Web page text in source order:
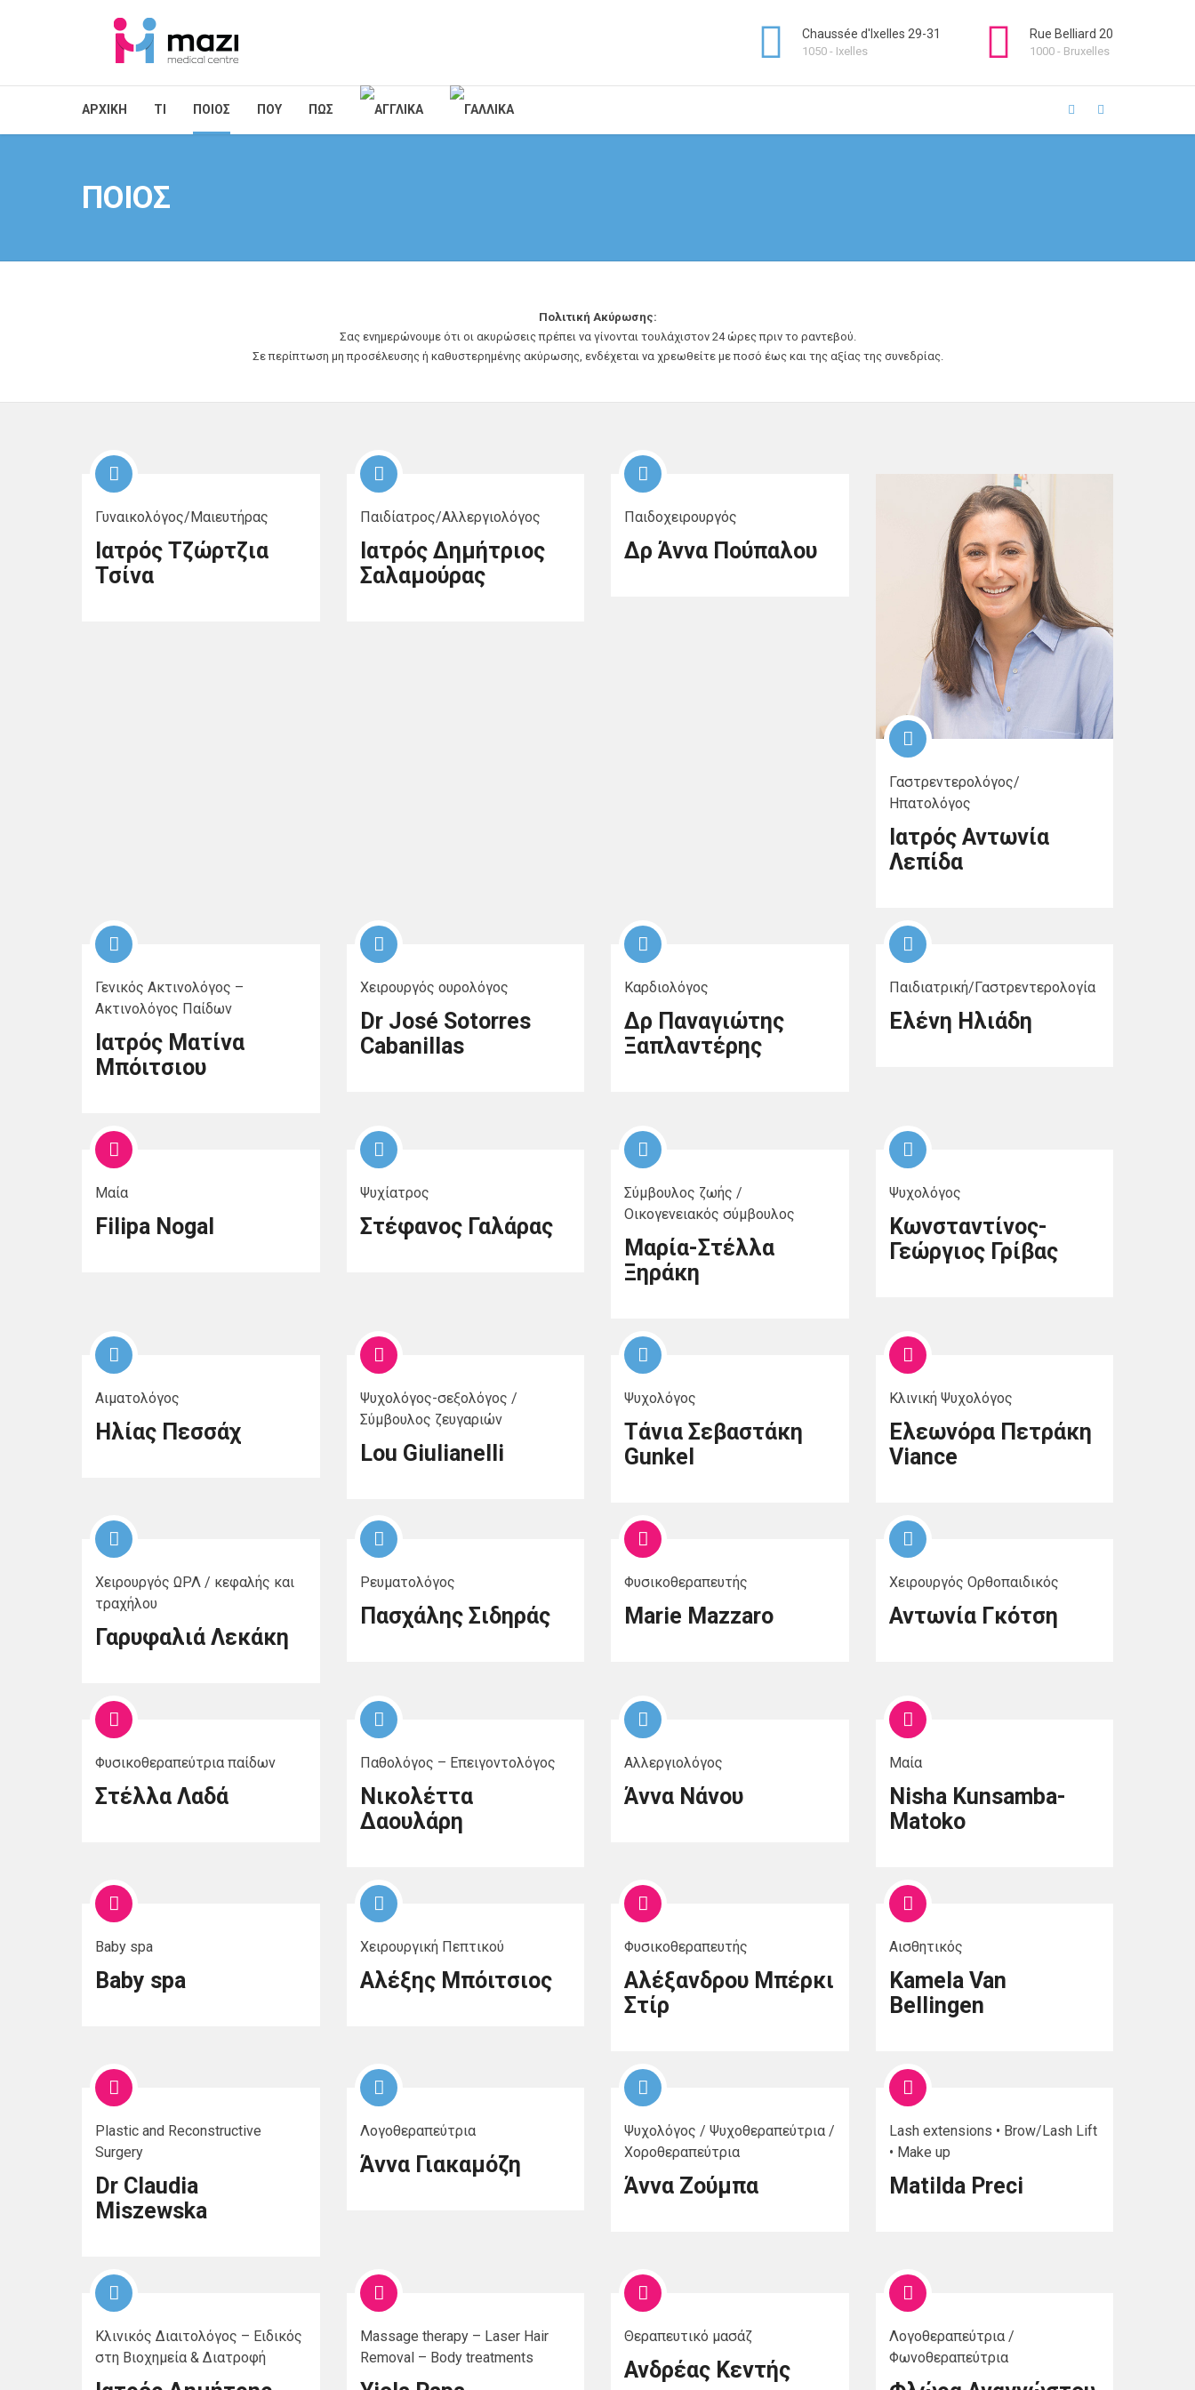
Chaussée d'Ixelles 29-31
1050 - Ixelles
Rue Belliard 20
1000 - Bruxelles
ΑΡΧΙΚΗ ΤΙ ΠΟΙΟΣ ΠΟΥ ΠΩΣ
ΠΟΙΟΣ
Πολιτική Ακύρωσης:
Σας ενημερώνουμε ότι οι ακυρώσεις πρέπει να γίνονται τουλάχιστον 24 ώρες πριν το ραντεβού.
Σε περίπτωση μη προσέλευσης ή καθυστερημένης ακύρωσης, ενδέχεται να χρεωθείτε με ποσό έως και της αξίας της συνεδρίας.
Γυναικολόγος/Μαιευτήρας
Ιατρός Τζώρτζια
Τσίνα
Παιδίατρος/Αλλεργιολόγος
Ιατρός Δημήτριος
Σαλαμούρας
Παιδοχειρουργός
Δρ Άννα Πούπαλου
Γαστρεντερολόγος/
Ηπατολόγος
Ιατρός Αντωνία
Λεπίδα
Γενικός Ακτινολόγος –
Ακτινολόγος Παίδων
Ιατρός Ματίνα
Μπόιτσιου
Χειρουργός ουρολόγος
Dr José Sotorres
Cabanillas
Καρδιολόγος
Δρ Παναγιώτης
Ξαπλαντέρης
Παιδιατρική/Γαστρεντερολογία
Ελένη Ηλιάδη
Μαία
Filipa Nogal
Ψυχίατρος
Στέφανος Γαλάρας
Σύμβουλος ζωής /
Οικογενειακός σύμβουλος
Μαρία-Στέλλα
Ξηράκη
Ψυχολόγος
Κωνσταντίνος-
Γεώργιος Γρίβας
Αιματολόγος
Ηλίας Πεσσάχ
Ψυχολόγος-σεξολόγος /
Σύμβουλος ζευγαριών
Lou Giulianelli
Ψυχολόγος
Τάνια Σεβαστάκη
Gunkel
Κλινική Ψυχολόγος
Ελεωνόρα Πετράκη
Viance
Χειρουργός ΩΡΛ / κεφαλής και
τραχήλου
Γαρυφαλιά Λεκάκη
Ρευματολόγος
Πασχάλης Σιδηράς
Φυσικοθεραπευτής
Marie Mazzaro
Χειρουργός Ορθοπαιδικός
Αντωνία Γκότση
Φυσικοθεραπεύτρια παίδων
Στέλλα Λαδά
Παθολόγος – Επειγοντολόγος
Νικολέττα
Δαουλάρη
Αλλεργιολόγος
Άννα Νάνου
Μαία
Nisha Kunsamba-
Matoko
Baby spa
Baby spa
Χειρουργική Πεπτικού
Αλέξης Μπόιτσιος
Φυσικοθεραπευτής
Αλέξανδρου Μπέρκι
Στίρ
Αισθητικός
Kamela Van
Bellingen
Plastic and Reconstructive
Surgery
Dr Claudia
Miszewska
Λογοθεραπεύτρια
Άννα Γιακαμόζη
Ψυχολόγος / Ψυχοθεραπεύτρια /
Χοροθεραπεύτρια
Άννα Ζούμπα
Lash extensions • Brow/Lash Lift
• Make up
Matilda Preci
Κλινικός Διαιτολόγος – Ειδικός
στη Βιοχημεία & Διατροφή
Massage therapy – Laser Hair
Removal – Body treatments
Θεραπευτικό μασάζ
Ανδρέας Κεντής
Λογοθεραπεύτρια /
Φωνοθεραπεύτρια